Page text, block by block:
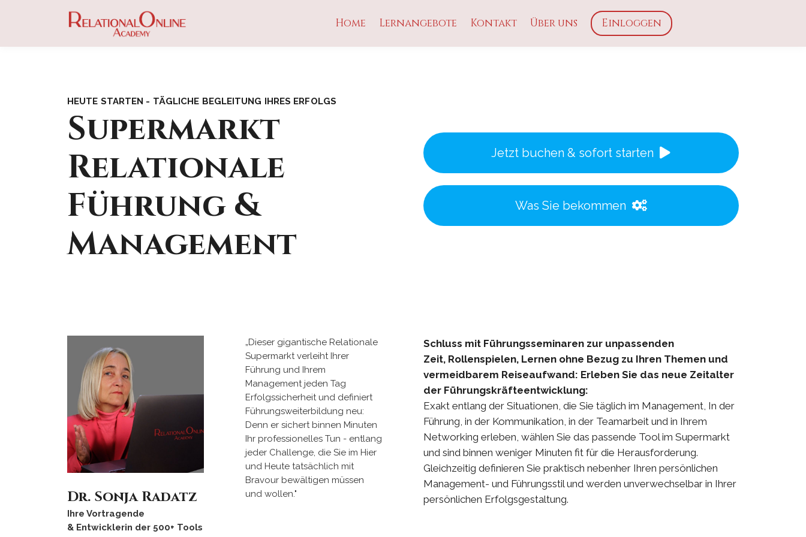
Home Lernangebote Kontakt Über uns Einloggen
HEUTE STARTEN - TÄGLICHE BEGLEITUNG IHRES ERFOLGS
Supermarkt
Relationale
Führung &
Management
Jetzt buchen & sofort starten
Was Sie bekommen
Dr. Sonja Radatz
Ihre Vortragende
& Entwicklerin der 500+ Tools
„Dieser gigantische Relationale
Supermarkt verleiht Ihrer
Führung und Ihrem
Management jeden Tag
Erfolgssicherheit und definiert
Führungsweiterbildung neu:
Denn er sichert binnen Minuten
Ihr professionelles Tun - entlang
jeder Challenge, die Sie im Hier
und Heute tatsächlich mit
Bravour bewältigen müssen
und wollen."
Schluss mit Führungsseminaren zur unpassenden
Zeit, Rollenspielen, Lernen ohne Bezug zu Ihren Themen und
vermeidbarem Reiseaufwand: Erleben Sie das neue Zeitalter
der Führungskräfteentwicklung:
Exakt entlang der Situationen, die Sie täglich im Management, In der
Führung, in der Kommunikation, in der Teamarbeit und in Ihrem
Networking erleben, wählen Sie das passende Tool im Supermarkt
und sind binnen weniger Minuten fit für die Herausforderung.
Gleichzeitig definieren Sie praktisch nebenher Ihren persönlichen
Management- und Führungsstil und werden unverwechselbar in Ihrer
persönlichen Erfolgsgestaltung.